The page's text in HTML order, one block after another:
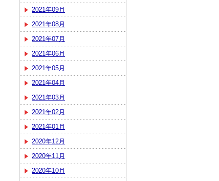
2021年09月
2021年08月
2021年07月
2021年06月
2021年05月
2021年04月
2021年03月
2021年02月
2021年01月
2020年12月
2020年11月
2020年10月